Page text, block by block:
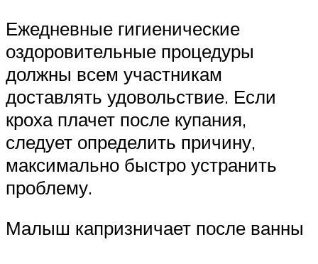
Ежедневные гигиенические
оздоровительные процедуры
должны всем участникам
доставлять удовольствие. Если
кроха плачет после купания,
следует определить причину,
максимально быстро устранить
проблему.
Малыш капризничает после ванны